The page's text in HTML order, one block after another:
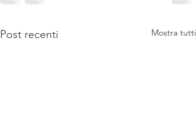
Post recenti Mostra tutti